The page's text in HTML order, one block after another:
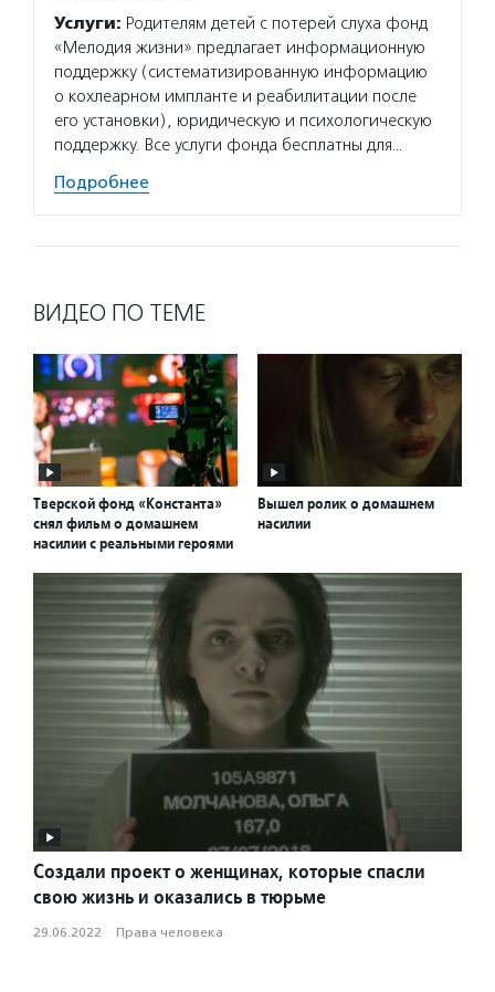
Услуги: Родителям детей с потерей слуха фонд
«Мелодия жизни» предлагает информационную
поддержку (систематизированную информацию
о кохлеарном импланте и реабилитации после
его установки), юридическую и психологическую
поддержку. Все услуги фонда бесплатны для…
Подробнее
ВИДЕО ПО ТЕМЕ
Тверской фонд «Константа»
снял фильм о домашнем
насилии с реальными героями
Вышел ролик о домашнем
насилии
Создали проект о женщинах, которые спасли
свою жизнь и оказались в тюрьме
29.06.2022 · Права человека